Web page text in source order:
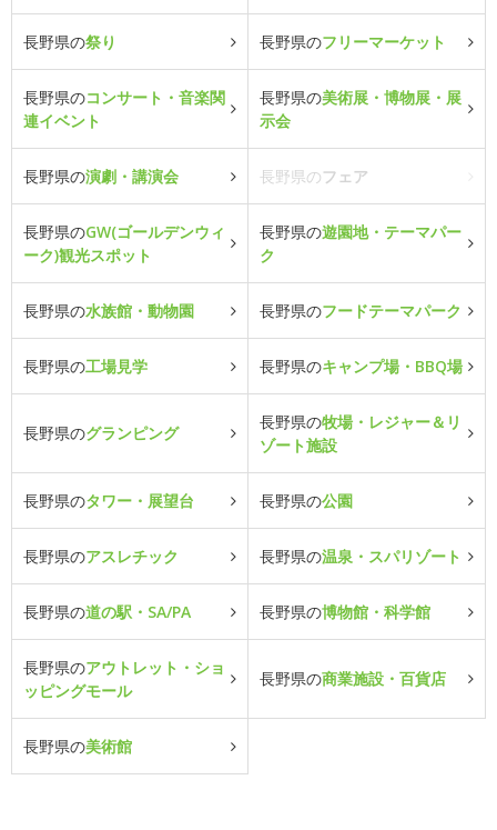
長野県の祭り 長野県のフリーマーケット
長野県のコンサート・音楽関
連イベント
長野県の美術展・博物展・展
示会
長野県の演劇・講演会 長野県のフェア
長野県のGW(ゴールデンウィ
ーク)観光スポット
長野県の遊園地・テーマパー
ク
長野県の水族館・動物園 長野県のフードテーマパーク
長野県の工場見学 長野県のキャンプ場・BBQ場
長野県のグランピング
長野県の牧場・レジャー＆リ
ゾート施設
長野県のタワー・展望台 長野県の公園
長野県のアスレチック 長野県の温泉・スパリゾート
長野県の道の駅・SA/PA 長野県の博物館・科学館
長野県のアウトレット・ショ
ッピングモール
長野県の商業施設・百貨店
長野県の美術館